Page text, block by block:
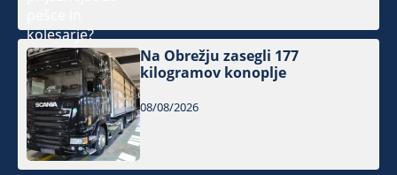
Na Obrežju zasegli 177
kilogramov konoplje
08/08/2026